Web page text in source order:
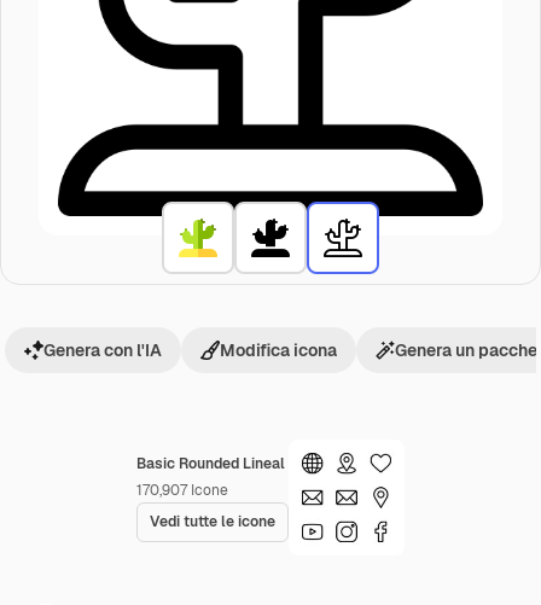
Basic Rounded Lineal
170,907 Icone
Vedi tutte le icone
Genera con l'IA Modifica icona Genera un